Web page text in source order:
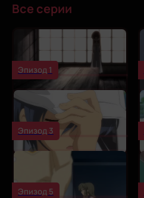
Все серии
Эпизод 1
Эпизод 3
Эпизод 5